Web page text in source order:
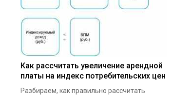
Как рассчитать увеличение арендной
платы на индекс потребительских цен
Разбираем, как правильно рассчитать